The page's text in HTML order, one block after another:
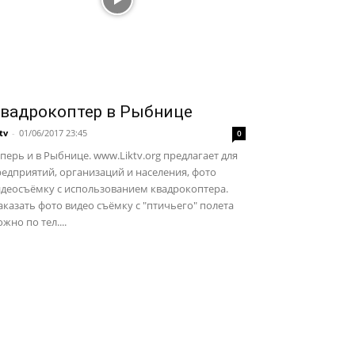
в Рыбнице
- 01/06/2017 23:45 0
и в Рыбнице. www.Liktv.org предлагает для
организаций и населения, фото
с использованием квадрокоптера.
фото видео съёмку с "птичьего" полета
по тел....